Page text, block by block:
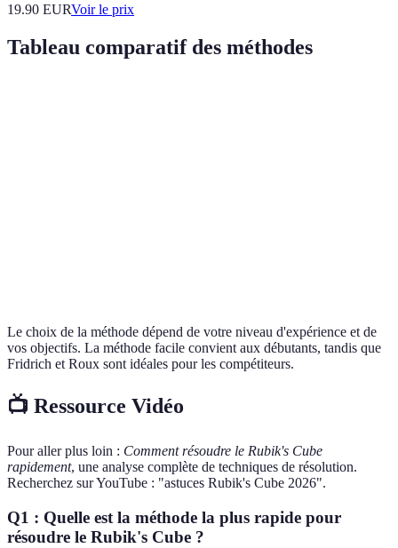
19.90 EURVoir le prix
Tableau comparatif des méthodes
Le choix de la méthode dépend de votre niveau d'expérience et de
vos objectifs. La méthode facile convient aux débutants, tandis que
Fridrich et Roux sont idéales pour les compétiteurs.
📺 Ressource Vidéo
Pour aller plus loin : Comment résoudre le Rubik's Cube
rapidement, une analyse complète de techniques de résolution.
Recherchez sur YouTube : "astuces Rubik's Cube 2026".
Q1 : Quelle est la méthode la plus rapide pour
résoudre le Rubik's Cube ?